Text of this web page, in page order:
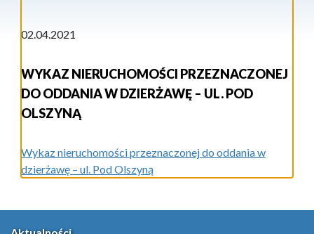
02.04.2021
WYKAZ NIERUCHOMOŚCI PRZEZNACZONEJ
DO ODDANIA W DZIERŻAWĘ – UL. POD
OLSZYNĄ
Wykaz nieruchomości przeznaczonej do oddania w
dzierżawę – ul. Pod Olszyną